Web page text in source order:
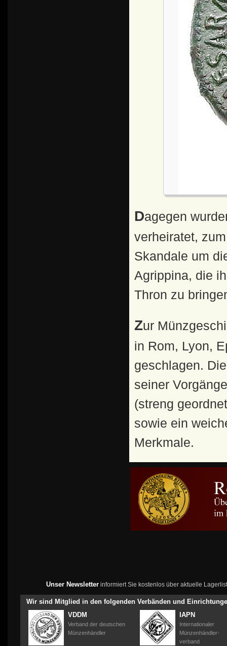
Dagegen wurden ihm die Frauen, er war viermal
verheiratet,
Skandale um
Agrippina, die
Thron zu
Zur Münzgeschichte: Claudius' Münzen wurden vor allem
in Rom, Lyon,
geschlagen.
seiner
(streng
sowie ein
Merkmale.
Unser Newsletterinformiert Sie kostenlos über aktuelle
Wir sind Mitglied in den folgenden Verbänden und
VDDM
Verband der deutschen
Münzenhändler
IAPN
Internationaler
Münzenhändler-
verband